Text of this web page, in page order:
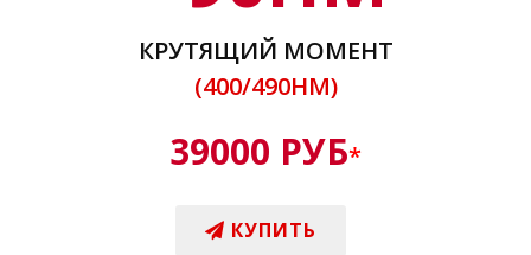
КРУТЯЩИЙ МОМЕНТ
(400/490НМ)
39000 РУБ*
КУПИТЬ